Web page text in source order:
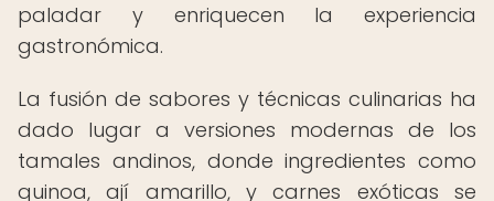
paladar y enriquecen la experiencia
gastronómica.
La fusión de sabores y técnicas culinarias ha
dado lugar a versiones modernas de los
tamales andinos, donde ingredientes como
quinoa, ají amarillo, y carnes exóticas se